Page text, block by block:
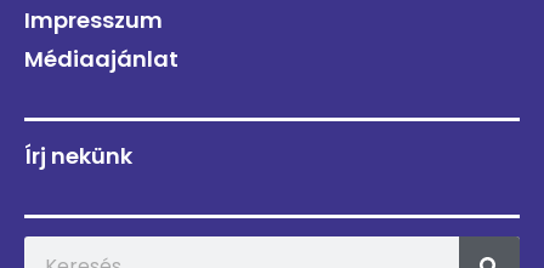
Impresszum
Médiaajánlat
Írj nekünk